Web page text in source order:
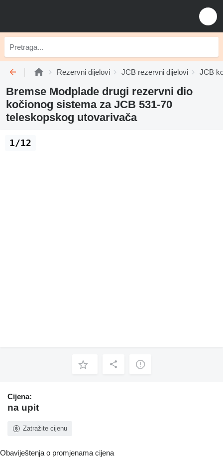
Rezervni dijelovi JCB rezervni dijelovi JCB
Bremse Modplade drugi rezervni dio
kočionog sistema za JCB 531-70
teleskopskog utovarivača
1/12
Cijena:
na upit
Zatražite cijenu
Obaviještenja o promjenama cijena